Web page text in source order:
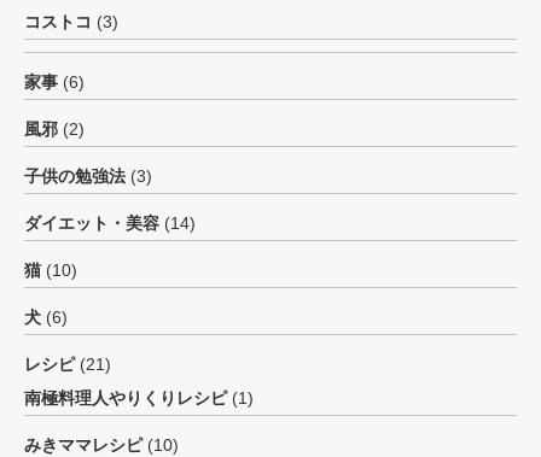
コストコ (3)
家事 (6)
風邪 (2)
子供の勉強法 (3)
ダイエット・美容 (14)
猫 (10)
犬 (6)
レシピ(21)
南極料理人やりくりレシピ(1)
みきママレシピ(10)